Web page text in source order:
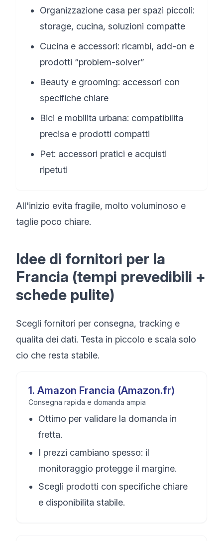
Organizzazione casa per spazi piccoli:
storage, cucina, soluzioni compatte
Cucina e accessori: ricambi, add-on e
prodotti “problem-solver”
Beauty e grooming: accessori con
specifiche chiare
Bici e mobilita urbana: compatibilita
precisa e prodotti compatti
Pet: accessori pratici e acquisti
ripetuti
All'inizio evita fragile, molto voluminoso e
taglie poco chiare.
Idee di fornitori per la
Francia (tempi prevedibili +
schede pulite)
Scegli fornitori per consegna, tracking e
qualita dei dati. Testa in piccolo e scala solo
cio che resta stabile.
1. Amazon Francia (Amazon.fr)
Consegna rapida e domanda ampia
Ottimo per validare la domanda in
fretta.
I prezzi cambiano spesso: il
monitoraggio protegge il margine.
Scegli prodotti con specifiche chiare
e disponibilita stabile.